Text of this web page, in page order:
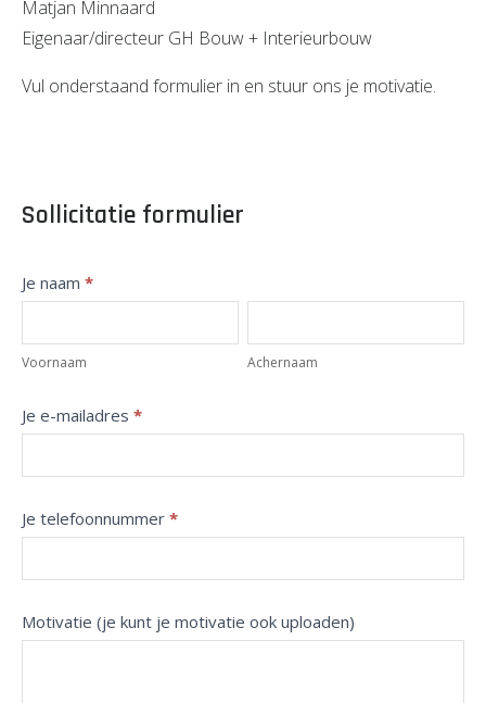
Matjan Minnaard
Eigenaar/directeur GH Bouw + Interieurbouw
Vul onderstaand formulier in en stuur ons je motivatie.
Sollicitatie formulier
Sollicitatie
Je naam *
Voornaam Achernaam
Je e-mailadres *
Je telefoonnummer *
Motivatie (je kunt je motivatie ook uploaden)